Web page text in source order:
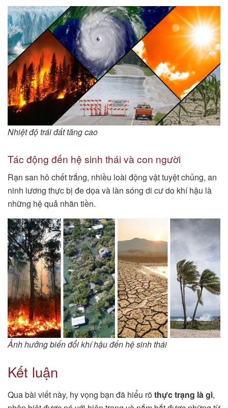
Nhiệt độ trái đất tăng cao
Tác động đến hệ sinh thái và con người
Rạn san hô chết trắng, nhiều loài động vật tuyệt chủng, an
ninh lương thực bị đe dọa và làn sóng di cư do khí hậu là
những hệ quả nhãn tiền.
Ảnh hưởng biến đổi khí hậu đến hệ sinh thái
Kết luận
Qua bài viết này, hy vọng bạn đã hiểu rõthực trạng là gì,